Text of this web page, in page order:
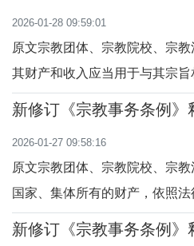
教团体、宗教院校或者宗教活动
宗教团体、宗教院校或者宗教
2026-01-28 09:59:01
原文宗教团体、宗教院校、宗
其财产和收入应当用于与其宗
业，不得用于分配。释义本条
不以营利为目的成立，其财产和
营利性事业，不能用于分配的
新修订《宗教事务条例》
2026-01-27 09:58:16
原文宗教团体、宗教院校、宗
国家、集体所有的财产，依照
用；对其他合法财产，依法享
新修订《宗教事务条例》